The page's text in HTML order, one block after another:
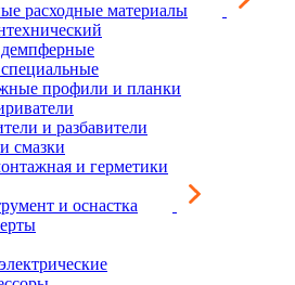
расходные материалы
профили и планки
и разбавители
смазки
и герметики
и оснастка